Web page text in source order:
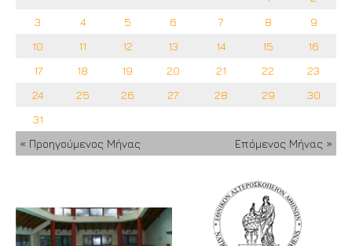
3
4 5 6 7 8
9
10
11 12 13 14 15
16
17
18 19 20 21 22
23
24
25 26 27 28 29
30
31
« Προηγούμενος Μήνας
Επόμενος Μήνας »